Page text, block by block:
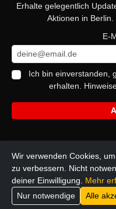
Erhalte gelegentlich
Aktionen in Berlin.
E-
Ich bin einverstanden,
erhalten.
Wir verwenden Cookies,
zu verbessern. Nicht
deiner Einwilligung. Mehr
Nur notwendige
Alle